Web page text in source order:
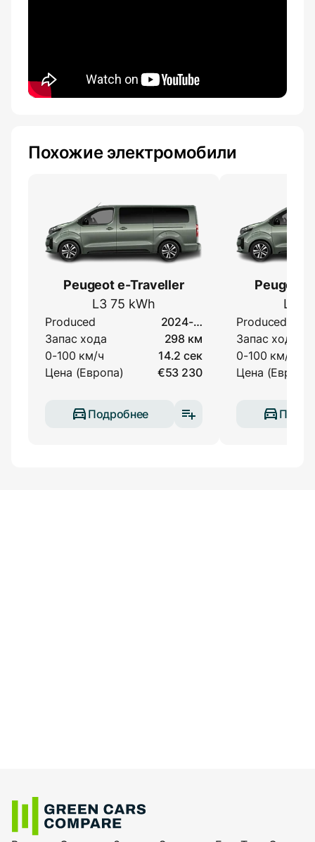
Похожие электромобили
Peugeot e-Traveller
L3 75 kWh
Produced
2024-…
Запас хода
298 км
0-100 км/ч
14.2 сек
Цена (Европа)
€53 230
Подробнее
Peugeot
L3
Produced
Запас хода
0-100 км/ч
Цена (Европа)